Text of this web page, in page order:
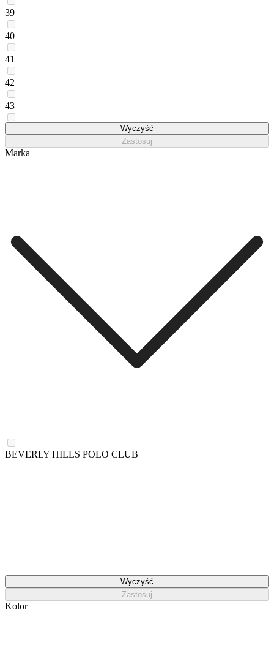
39
40
41
42
43
Wyczyść
Zastosuj
Marka
BEVERLY HILLS POLO CLUB
Wyczyść
Zastosuj
Kolor